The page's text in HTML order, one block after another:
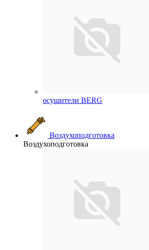
осушители BERG
Воздухоподготовка
Воздухоподготовка